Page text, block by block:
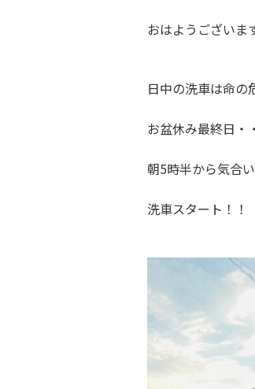
おはようございま
日中の洗車は命の
お盆休み最終日・
朝5時半から気合
洗車スタート！！